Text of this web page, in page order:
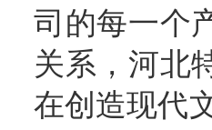
司的每一个
关系，河北
在创造现代